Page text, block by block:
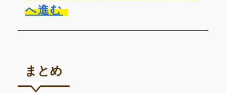
へ進む
まとめ